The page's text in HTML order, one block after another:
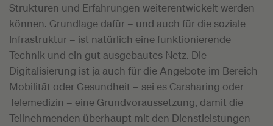
Strukturen und Erfahrungen weiterentwickelt werden
können. Grundlage dafür – und auch für die soziale
Infrastruktur – ist natürlich eine funktionierende
Technik und ein gut ausgebautes Netz. Die
Digitalisierung ist ja auch für die Angebote im Bereich
Mobilität oder Gesundheit – sei es Carsharing oder
Telemedizin – eine Grundvoraussetzung, damit die
Teilnehmenden überhaupt mit den Dienstleistungen